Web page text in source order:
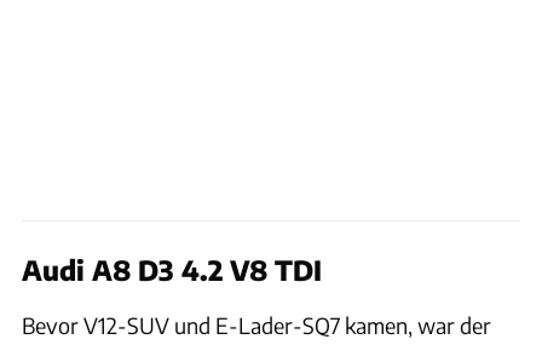
Audi A8 D3 4.2 V8 TDI
Bevor V12-SUV und E-Lader-SQ7 kamen, war der